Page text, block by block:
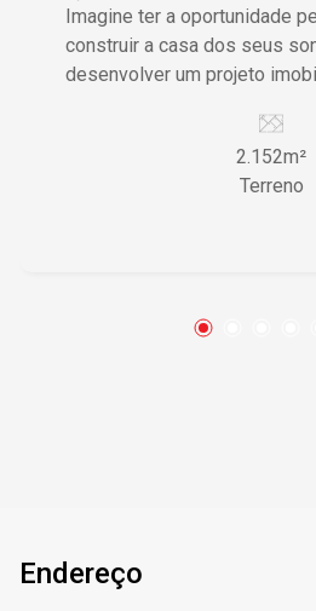
Imagine ter a oportunidade
construir a casa dos seus
desenvolver um projeto
versatilidade e potencial de
localização estratégica. Características do
comércios • Sem vagas de
garante alta visibilidade e
essencial tanto para
2.152m²
Terreno
Endereço